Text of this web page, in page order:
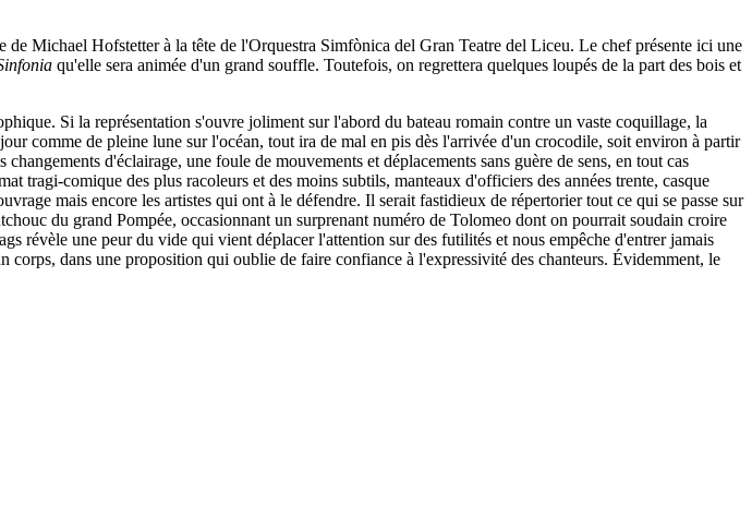
Michael Hofstetter à la tête de l'Orquestra Simfònica del Gran Teatre del Liceu. Le chef présente ici une
qu'elle sera animée d'un grand souffle. Toutefois, on regrettera quelques loupés de la part des bois et
Si la représentation s'ouvre joliment sur l'abord du bateau romain contre un vaste coquillage, la
comme de pleine lune sur l'océan, tout ira de mal en pis dès l'arrivée d'un crocodile, soit environ à partir
d'éclairage, une foule de mouvements et déplacements sans guère de sens, en tout cas
tragi-comique des plus racoleurs et des moins subtils, manteaux d'officiers des années trente, casque
mais encore les artistes qui ont à le défendre. Il serait fastidieux de répertorier tout ce qui se passe sur
du grand Pompée, occasionnant un surprenant numéro de Tolomeo dont on pourrait soudain croire
révèle une peur du vide qui vient déplacer l'attention sur des futilités et nous empêche d'entrer jamais
dans une proposition qui oublie de faire confiance à l'expressivité des chanteurs. Évidemment, le